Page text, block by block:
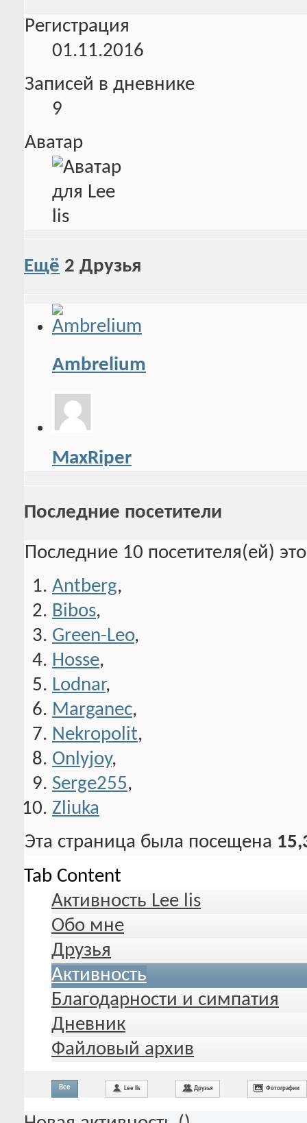
Регистрация
01.11.2016
Записей в дневнике
9
Аватар
Ещё 2 Друзья
Ambrelium
MaxRiper
Последние посетители
Последние 10 посетителя(ей)
Antberg,
Bibos,
Green-Leo,
Hosse,
Lodnar,
Marganec,
Nekropolit,
Onlyjoy,
Serge255,
Zliuka
Эта страница была посещена
Tab Content
Активность Lee lis
Обо мне
Друзья
Активность
Благодарности и симпатия
Дневник
Файловый архив
Все Lee lis Друзья Фотографии